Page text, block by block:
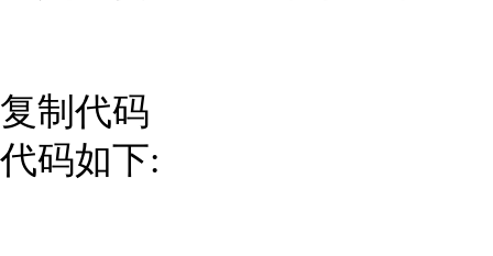
复制代码
代码如下: